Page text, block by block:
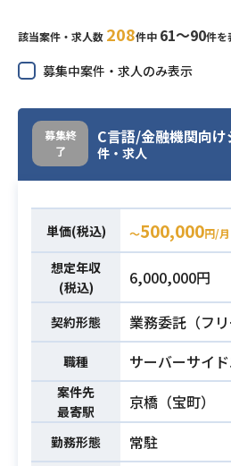
該当案件・求人数 208件中 61〜90件を
募集中案件・求人のみ表示
募集終
了
C言語/金融機関向
件・求人
単価(税込) 〜500,000円/月
想定年収
(税込)
6,000,000円
契約形態 業務委託（フリ
職種 サーバーサイ
案件先
最寄駅
京橋（宝町）
勤務形態 常駐